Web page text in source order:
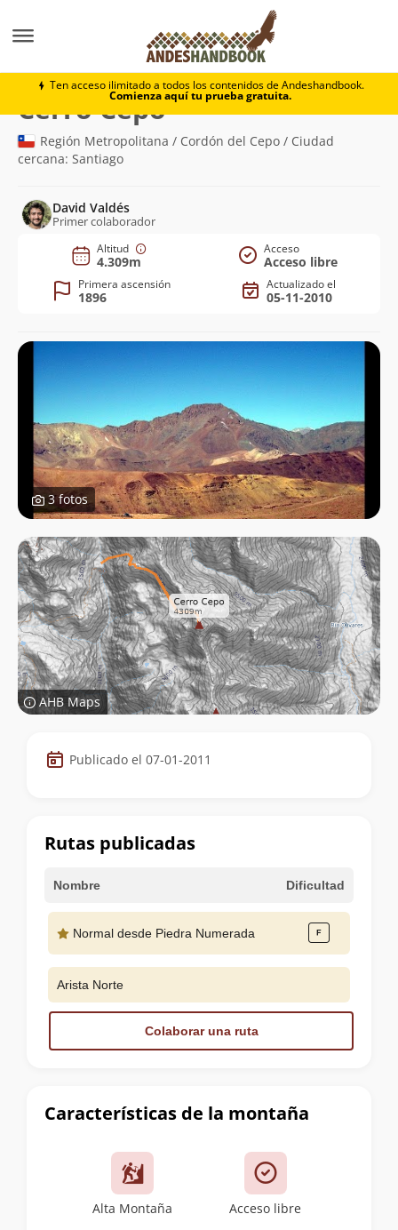
Ten acceso ilimitado a todos los contenidos de Andeshandbook.
Comienza aquí tu prueba gratuita.
Cerro Cepo
Cerro Cepo(4.309m)
Región Metropolitana / Cordón del Cepo / Ciudad
cercana: Santiago
David Valdés
Primer colaborador
Altitud
4.309m
Acceso
Acceso libre
Primera ascensión
1896
Actualizado el
05-11-2010
3 fotos
AHB Maps
Datos
de
cumbre
Publicado el 07-01-2011
Características de la montaña
Alta Montaña Acceso libre
Rutas publicadas
Nombre Dificultad
Normal desde Piedra Numerada
Arista Norte
Colaborar una ruta